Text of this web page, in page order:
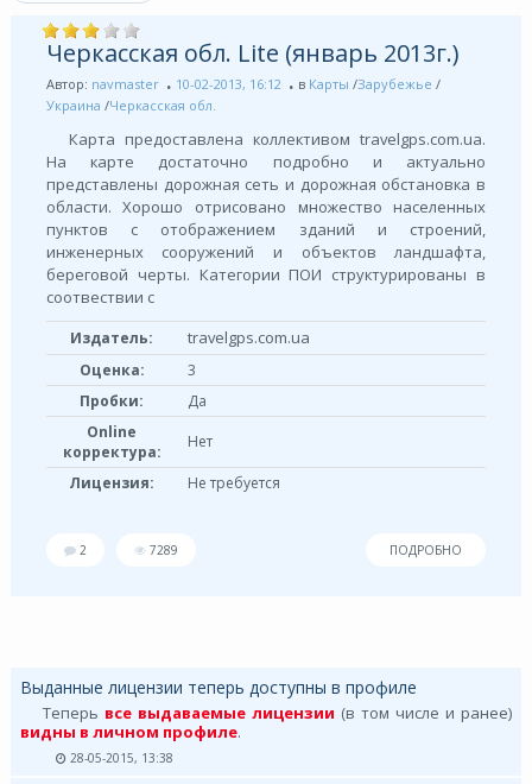
Черкасская обл. Lite (январь 2013г.)
Автор: navmaster 10-02-2013, 16:12 в Карты /Зарубежье /
Украина /Черкасская обл.
Карта предоставлена коллективом travelgps.com.ua.
На карте достаточно подробно и актуально
представлены дорожная сеть и дорожная обстановка в
области. Хорошо отрисовано множество населенных
пунктов с отображением зданий и строений,
инженерных сооружений и объектов ландшафта,
береговой черты. Категории ПОИ структурированы в
соотвествии с
Издатель: travelgps.com.ua
Оценка:
3
Пробки:
Да
Online
корректура:
Нет
Лицензия: Не требуется
2 7289 ПОДРОБНО
Выданные лицензии теперь доступны в профиле
Теперь все выдаваемые лицензии (в том числе и ранее)
видны в личном профиле.
28-05-2015, 13:38